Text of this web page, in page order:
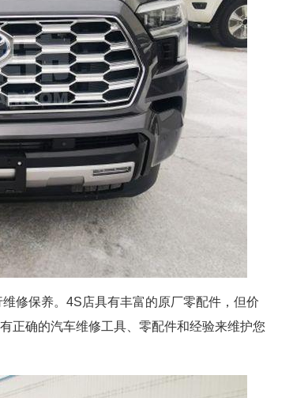
修保养。4S店具有丰富的原厂零配件，但价
正确的汽车维修工具、零配件和经验来维护您